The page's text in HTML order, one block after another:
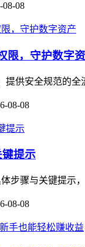
08-08
限，守护数字
供安全规范的
08-08
提示
步骤与关键提示
08-08